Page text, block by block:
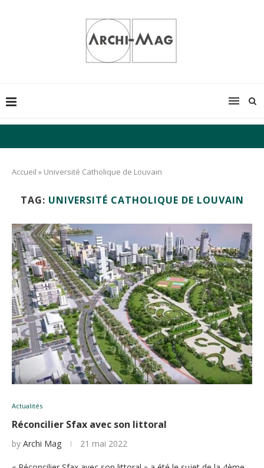
Accueil » Université Catholique de Louvain
TAG: UNIVERSITÉ CATHOLIQUE DE LOUVAIN
Actualités
Réconcilier Sfax avec son littoral
by Archi Mag 21 mai 2022